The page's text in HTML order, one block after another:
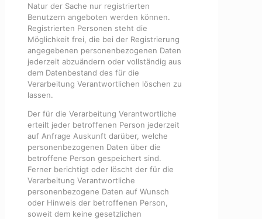
Natur der Sache nur registrierten
Benutzern angeboten werden können.
Registrierten Personen steht die
Möglichkeit frei, die bei der Registrierung
angegebenen personenbezogenen Daten
jederzeit abzuändern oder vollständig aus
dem Datenbestand des für die
Verarbeitung Verantwortlichen löschen zu
lassen.
Der für die Verarbeitung Verantwortliche
erteilt jeder betroffenen Person jederzeit
auf Anfrage Auskunft darüber, welche
personenbezogenen Daten über die
betroffene Person gespeichert sind.
Ferner berichtigt oder löscht der für die
Verarbeitung Verantwortliche
personenbezogene Daten auf Wunsch
oder Hinweis der betroffenen Person,
soweit dem keine gesetzlichen